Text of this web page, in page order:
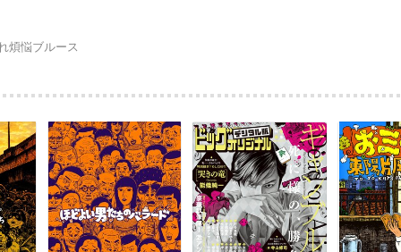
煩悩ブルース